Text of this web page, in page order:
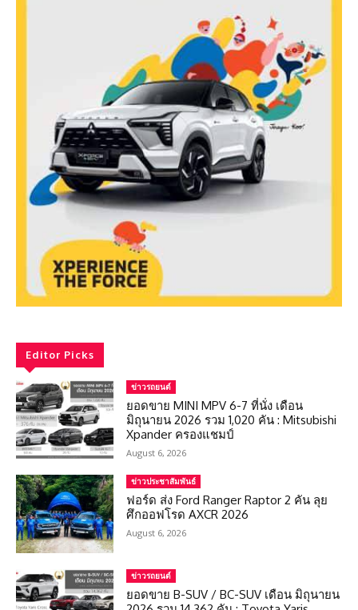
Editor Picks
ข่าวรถยนต์
ยอดขาย MINI MPV 6-7 ที่นั่ง เดือน
มิถุนายน 2026 รวม 1,020 คัน : Mitsubishi
Xpander ครองแชมป์
August 6, 2026
ข่าวประชาสัมพันธ์
ฟอร์ด ส่ง Ford Ranger Raptor 2 คัน ลุย
ศึกออฟโรด AXCR 2026
August 6, 2026
ข่าวรถยนต์
ยอดขาย B-SUV / BC-SUV เดือน มิถุนายน